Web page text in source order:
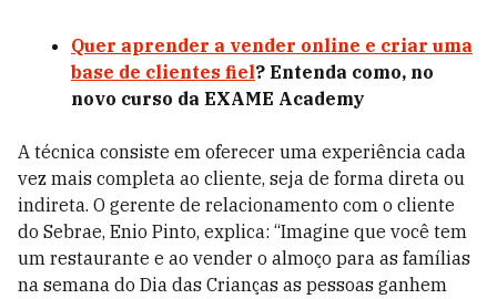
Quer aprender a vender online e criar uma
base de clientes fiel? Entenda como, no
novo curso da EXAME Academy
A técnica consiste em oferecer uma experiência cada
vez mais completa ao cliente, seja de forma direta ou
indireta. O gerente de relacionamento com o cliente
do Sebrae, Enio Pinto, explica: “Imagine que você tem
um restaurante e ao vender o almoço para as famílias
na semana do Dia das Crianças as pessoas ganhem